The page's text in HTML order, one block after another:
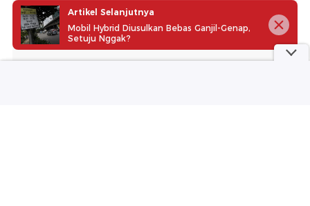
Artikel Selanjutnya
Mobil Hybrid Diusulkan Bebas Ganjil-Genap,
Setuju Nggak?